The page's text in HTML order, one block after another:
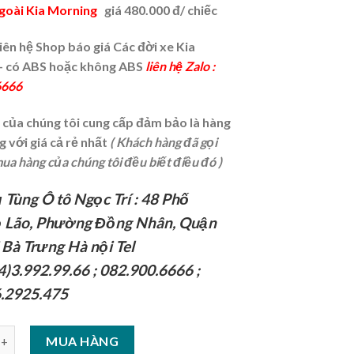
Kia Morning giá 480.000 đ/ chiếc
hệ Shop báo giá Các đời xe Kia
có ABS hoặc không ABS liên hệ Zalo :
chúng tôi cung cấp đảm bảo là hàng
với giá cả rẻ nhất ( Khách hàng đã gọi
hàng của chúng tôi đều biết điều đó )
Tùng Ô tô Ngọc Trí : 48 Phố
Lão, Phường Đồng Nhân, Quận
Trưng Hà nội Tel
; 082.900.6666 ;
MUA HÀNG